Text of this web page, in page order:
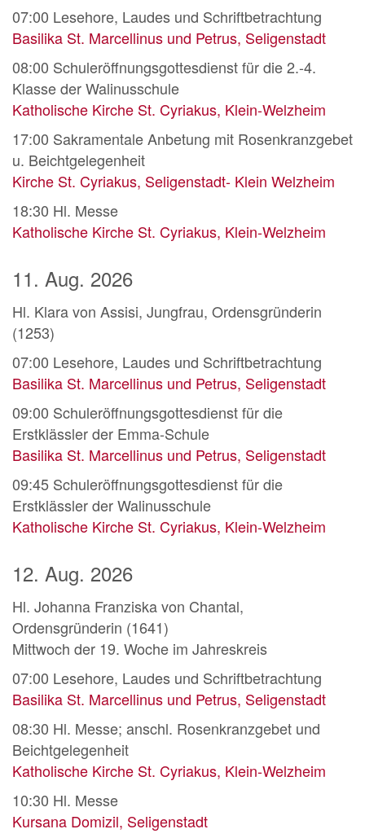
07:00 Lesehore, Laudes und Schriftbetrachtung
Basilika St. Marcellinus und Petrus, Seligenstadt
08:00 Schuleröffnungsgottesdienst für die 2.-4.
Klasse der Walinusschule
Katholische Kirche St. Cyriakus, Klein-Welzheim
17:00 Sakramentale Anbetung mit Rosenkranzgebet
u. Beichtgelegenheit
Kirche St. Cyriakus, Seligenstadt- Klein Welzheim
18:30 Hl. Messe
Katholische Kirche St. Cyriakus, Klein-Welzheim
11. Aug. 2026
Hl. Klara von Assisi, Jungfrau, Ordensgründerin
(1253)
07:00 Lesehore, Laudes und Schriftbetrachtung
Basilika St. Marcellinus und Petrus, Seligenstadt
09:00 Schuleröffnungsgottesdienst für die
Erstklässler der Emma-Schule
Basilika St. Marcellinus und Petrus, Seligenstadt
09:45 Schuleröffnungsgottesdienst für die
Erstklässler der Walinusschule
Katholische Kirche St. Cyriakus, Klein-Welzheim
12. Aug. 2026
Hl. Johanna Franziska von Chantal,
Ordensgründerin (1641)
Mittwoch der 19. Woche im Jahreskreis
07:00 Lesehore, Laudes und Schriftbetrachtung
Basilika St. Marcellinus und Petrus, Seligenstadt
08:30 Hl. Messe; anschl. Rosenkranzgebet und
Beichtgelegenheit
Katholische Kirche St. Cyriakus, Klein-Welzheim
10:30 Hl. Messe
Kursana Domizil, Seligenstadt